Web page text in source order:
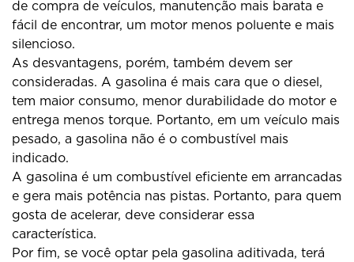
de compra de veículos, manutenção mais barata e
fácil de encontrar, um motor menos poluente e mais
silencioso.
As desvantagens, porém, também devem ser
consideradas. A gasolina é mais cara que o diesel,
tem maior consumo, menor durabilidade do motor e
entrega menos torque. Portanto, em um veículo mais
pesado, a gasolina não é o combustível mais
indicado.
A gasolina é um combustível eficiente em arrancadas
e gera mais potência nas pistas. Portanto, para quem
gosta de acelerar, deve considerar essa
característica.
Por fim, se você optar pela gasolina aditivada, terá